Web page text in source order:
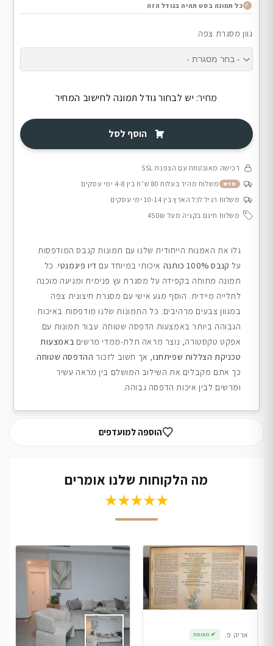
כל תמונה בסט תהיה בגודל הזה
גוון מסגרת צפה
מחיר: יש לבחור גודל תמונה לחישוב המחיר
הוסף לסל
רכישה מאובטחת עם הצפנת SSL
חדש
משלוח מהיר בעלות 80 ש״ח בין 4-8 ימי עסקים
משלוח רגיל לכל הארץ בין 10-14 ימי עסקים
משלוח חינם בקניה מעל 450₪
גלו את האמנות הייחודית שלנו עם תמונות קנבס המודפסות
על קנבס 100% כותנה איכותי במיוחד עם דיו פיגמנטי. כל
תמונה מתוחה בקפידה על מסגרת עץ פנימית ומגיעה מוכנה
לתלייה מיידית. הוסף מגע אישי עם מסגרת חיצונית צפה
במגוון צבעים מרהיבים. כל התמונות שלנו מודפסות באיכות
הגבוהה ביותר באמצעות הדפסה שטוחה. עבור תמונות עם
אפקט טקסטורה, נוצר מראה תלת-ממדי מרשים באמצעות
טכניקת הצללות שפיתחנו, אך חשוב לזכור ההדפסה שטוחה.
כך אתם מקבלים את השילוב המושלם בין מראה עשיר
ומרשים לבין איכות הדפסה גבוהה.
הוספה למועדפים
מה הלקוחות שלנו אומרים
★★★★★
אריה פ. ✔ מאומת